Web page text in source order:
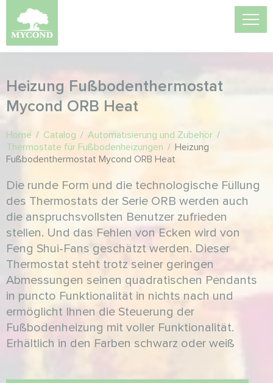
Heizung Fußbodenthermostat
Mycond ORB Heat
Home / Catalog / Automatisierung und Zubehör /
Thermostate für Fußbodenheizungen / Heizung
Fußbodenthermostat Mycond ORB Heat
Die runde Form und die technologische Füllung
des Thermostats der Serie ORB werden auch
die anspruchsvollsten Benutzer zufrieden
stellen. Und das Fehlen von Ecken wird von
Feng Shui-Fans geschätzt werden. Dieser
Thermostat steht trotz seiner geringen
Abmessungen seinen quadratischen Pendants
in puncto Funktionalität in nichts nach und
ermöglicht Ihnen die Steuerung der
Fußbodenheizung mit voller Funktionalität.
Erhältlich in den Farben schwarz oder weiß